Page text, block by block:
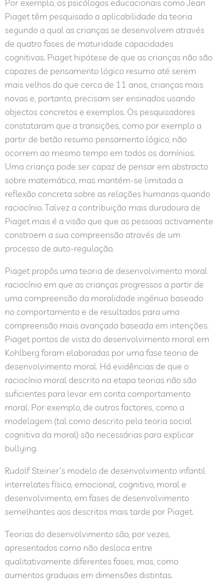
Por exemplo, os psicólogos educacionais como Jean
Piaget têm pesquisado a aplicabilidade da teoria
segundo a qual as crianças se desenvolvem através
de quatro fases de maturidade capacidades
cognitivas. Piaget hipótese de que as crianças não são
capazes de pensamento lógico resumo até serem
mais velhos do que cerca de 11 anos, crianças mais
novas e, portanto, precisam ser ensinados usando
objectos concretos e exemplos. Os pesquisadores
constataram que a transições, como por exemplo a
partir de betão resumo pensamento lógico, não
ocorrem ao mesmo tempo em todos os domínios.
Uma criança pode ser capaz de pensar em abstracto
sobre matemática, mas mantém-se limitada a
reflexão concreta sobre as relações humanas quando
raciocínio. Talvez a contribuição mais duradoura de
Piaget mais é a visão que que as pessoas activamente
constroem a sua compreensão através de um
processo de auto-regulação.
Piaget propôs uma teoria de desenvolvimento moral
raciocínio em que as crianças progressos a partir de
uma compreensão da moralidade ingénuo baseado
no comportamento e de resultados para uma
compreensão mais avançada baseada em intenções.
Piaget pontos de vista do desenvolvimento moral em
Kohlberg foram elaboradas por uma fase teoria de
desenvolvimento moral. Há evidências de que o
raciocínio moral descrito na etapa teorias não são
suficientes para levar em conta comportamento
moral. Por exemplo, de outros factores, como a
modelagem (tal como descrito pela teoria social
cognitiva da moral) são necessárias para explicar
bullying.
Rudolf Steiner’s modelo de desenvolvimento infantil
interrelates físico, emocional, cognitivo, moral e
desenvolvimento, em fases de desenvolvimento
semelhantes aos descritos mais tarde por Piaget.
Teorias do desenvolvimento são, por vezes,
apresentados como não desloca entre
qualitativamente diferentes fases, mas, como
aumentos graduais em dimensões distintas.